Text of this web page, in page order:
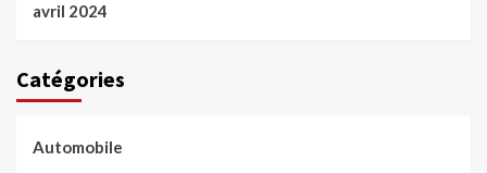
avril 2024
Catégories
Automobile